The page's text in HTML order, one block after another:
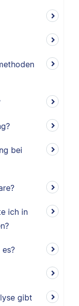
bei
ich in
gibt